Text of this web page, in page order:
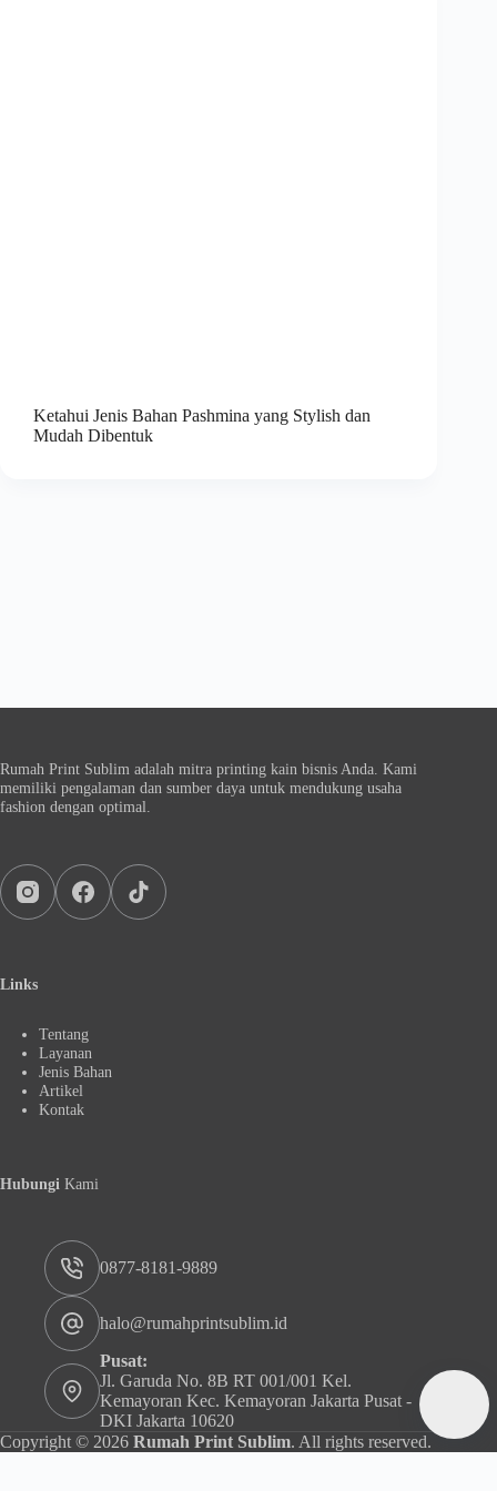
Ketahui Jenis Bahan Pashmina yang Stylish dan
Mudah Dibentuk
Rumah Print Sublim adalah mitra printing kain bisnis Anda. Kami
memiliki pengalaman dan sumber daya untuk mendukung usaha
fashion dengan optimal.
Links
Tentang
Layanan
Jenis Bahan
Artikel
Kontak
Hubungi Kami
0877-8181-9889
halo@rumahprintsublim.id
Pusat:
Jl. Garuda No. 8B RT 001/001 Kel.
Kemayoran Kec. Kemayoran Jakarta Pusat -
DKI Jakarta 10620
Copyright © 2026 Rumah Print Sublim. All rights reserved.